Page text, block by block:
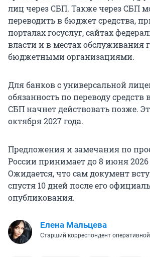
лиц через СБП. Также через СБП
переводить в бюджет средства,
порталах госуслуг, сайтах
власти и в местах обслуживания
бюджетными организациями.
Для банков с универсальной
обязанность по переводу средств
СБП начнет действовать позже.
октября 2027 года.
Предложения и замечания по
России принимает до 8 июня 2026
Ожидается, что сам документ
спустя 10 дней после его
опубликования.
Елена Мальцева
Старший корреспондент